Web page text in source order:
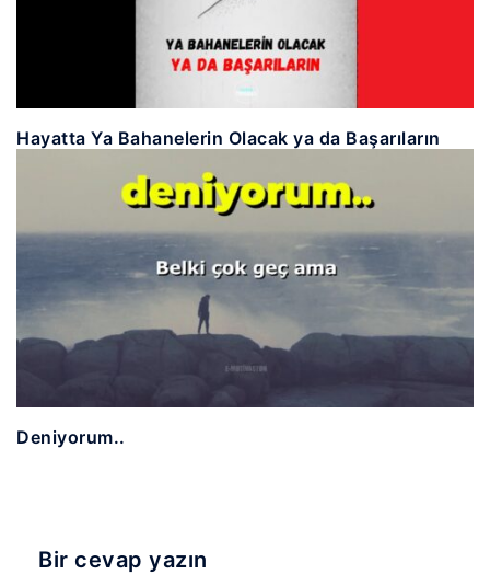
Hayatta Ya Bahanelerin Olacak ya da Başarıların
Deniyorum..
Bir cevap yazın